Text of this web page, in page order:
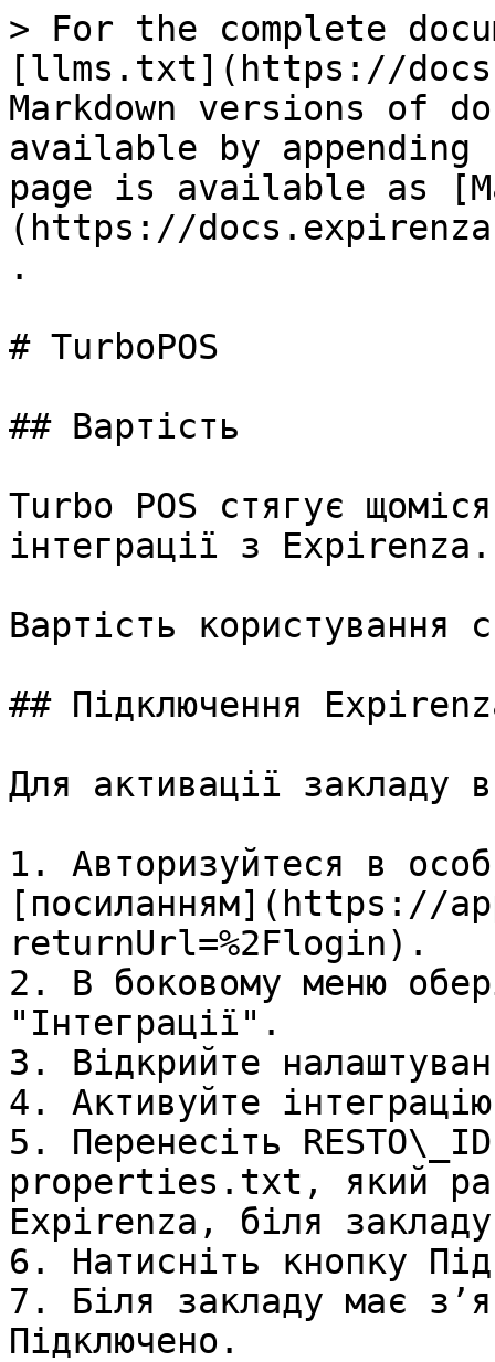
> For the complete
[llms.txt](https://
Markdown versions of
available by
page is available as
(https://
.
# TurboPOS
## Вартість
Turbo POS стягує
інтеграції з Expirenza.
Вартість користування
## Підключення
Для активації закладу
1. Авторизуйтеся в
[посиланням](https://
returnUrl=%2Flogin).
2. В боковому меню
"Інтеграції".
3. Відкрийте
4. Активуйте
5. Перенесіть
properties.txt, який
Expirenza, біля
6. Натисніть кнопку
7. Біля закладу має
Підключено.